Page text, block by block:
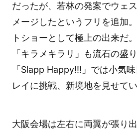
だったが、若林の発案でウェ
メージしたというフリを追加
トショーとして極上の出来だ
「キラメキラリ」も流石の盛
「Slapp Happy!!!」では小気
レイに挑戦、新境地を見せてい
大阪会場は左右に両翼が張り